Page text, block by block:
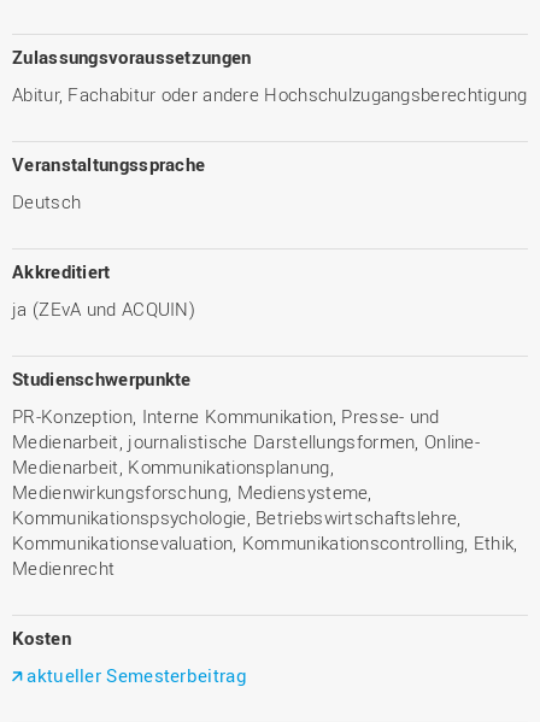
Zulassungsvoraussetzungen
Abitur, Fachabitur oder andere Hochschulzugangsberechtigung
Veranstaltungssprache
Deutsch
Akkreditiert
ja (ZEvA und ACQUIN)
Studienschwerpunkte
PR-Konzeption, Interne Kommunikation, Presse- und
Medienarbeit, journalistische Darstellungsformen, Online-
Medienarbeit, Kommunikationsplanung,
Medienwirkungsforschung, Mediensysteme,
Kommunikationspsychologie, Betriebswirtschaftslehre,
Kommunikationsevaluation, Kommunikationscontrolling, Ethik,
Medienrecht
Kosten
aktueller Semesterbeitrag